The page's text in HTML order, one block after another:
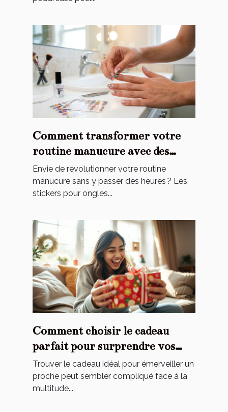
Comment transformer votre
routine manucure avec des
stickers ?
Envie de révolutionner votre routine
manucure sans y passer des heures ? Les
stickers pour ongles...
Comment choisir le cadeau
parfait pour surprendre vos
proches ?
Trouver le cadeau idéal pour émerveiller un
proche peut sembler compliqué face à la
multitude...